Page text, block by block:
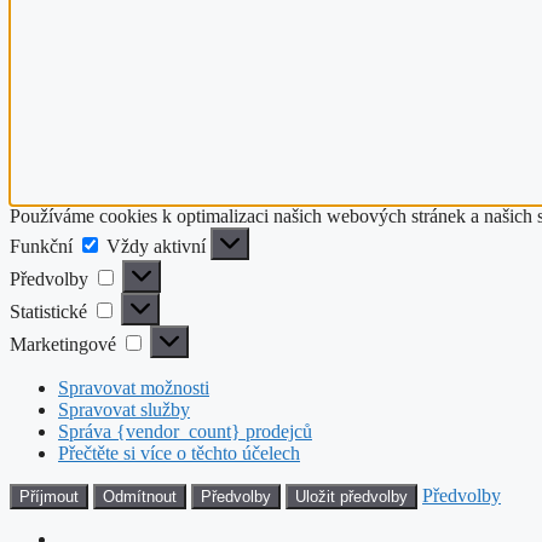
Používáme cookies k optimalizaci našich webových stránek a našich
Funkční
Funkční
Vždy aktivní
Předvolby
Předvolby
Statistické Statistické
Marketingové Marketingové
Spravovat možnosti
Spravovat služby
Správa {vendor_count} prodejců
Přečtěte si více o těchto účelech
Příjmout Odmítnout Předvolby Uložit předvolby Předvolby